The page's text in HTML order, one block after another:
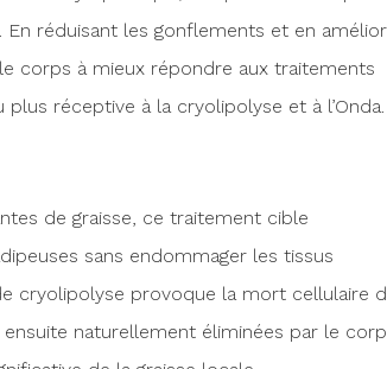
réduisant les gonflements et en
corps à mieux répondre aux traitements
réceptive à la cryolipolyse et à l’Onda.
de graisse, ce traitement cible
sans endommager les tissus
cryolipolyse provoque la mort cellulaire
naturellement éliminées par le